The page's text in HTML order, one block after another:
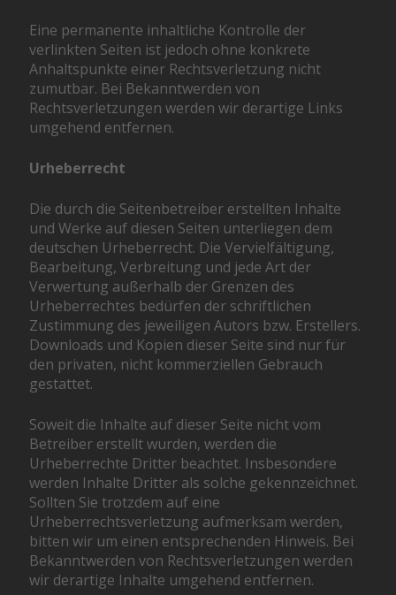
Eine permanente inhaltliche Kontrolle der
verlinkten Seiten ist jedoch ohne konkrete
Anhaltspunkte einer Rechtsverletzung nicht
zumutbar. Bei Bekanntwerden von
Rechtsverletzungen werden wir derartige Links
umgehend entfernen.
Urheberrecht
Die durch die Seitenbetreiber erstellten Inhalte
und Werke auf diesen Seiten unterliegen dem
deutschen Urheberrecht. Die Vervielfältigung,
Bearbeitung, Verbreitung und jede Art der
Verwertung außerhalb der Grenzen des
Urheberrechtes bedürfen der schriftlichen
Zustimmung des jeweiligen Autors bzw. Erstellers.
Downloads und Kopien dieser Seite sind nur für
den privaten, nicht kommerziellen Gebrauch
gestattet.
Soweit die Inhalte auf dieser Seite nicht vom
Betreiber erstellt wurden, werden die
Urheberrechte Dritter beachtet. Insbesondere
werden Inhalte Dritter als solche gekennzeichnet.
Sollten Sie trotzdem auf eine
Urheberrechtsverletzung aufmerksam werden,
bitten wir um einen entsprechenden Hinweis. Bei
Bekanntwerden von Rechtsverletzungen werden
wir derartige Inhalte umgehend entfernen.